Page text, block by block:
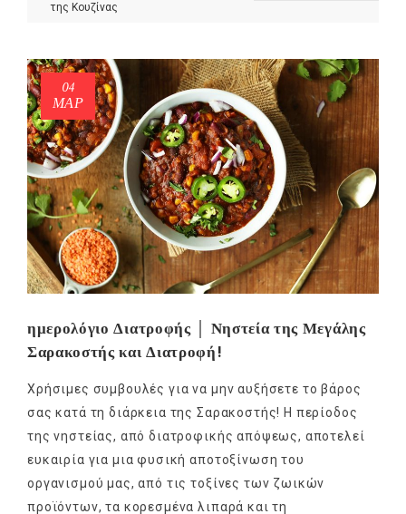
της Κουζίνας
04
ΜΑΡ
ημερολόγιο Διατροφής │ Νηστεία της Μεγάλης
Σαρακοστής και Διατροφή!
Χρήσιμες συμβουλές για να μην αυξήσετε το βάρος
σας κατά τη διάρκεια της Σαρακοστής! Η περίοδος
της νηστείας, από διατροφικής απόψεως, αποτελεί
ευκαιρία για μια φυσική αποτοξίνωση του
οργανισμού μας, από τις τοξίνες των ζωικών
προϊόντων, τα κορεσμένα λιπαρά και τη